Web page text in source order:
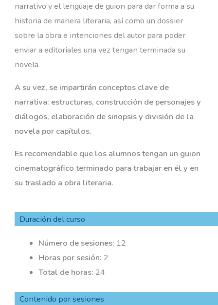
narrativo y el lenguaje de guion para dar forma a su
historia de manera literaria, así como un dossier
sobre la obra e intenciones del autor para poder
enviar a editoriales una vez tengan terminada su
novela.
A su vez, se impartirán conceptos clave de
narrativa: estructuras, construcción de personajes y
diálogos, elaboración de sinopsis y división de la
novela por capítulos.
Es recomendable que los alumnos tengan un guion
cinematográfico terminado para trabajar en él y en
su traslado a obra literaria.
Duración del curso
Número de sesiones: 12
Horas por sesión: 2
Total de horas: 24
Contenido por sesiones